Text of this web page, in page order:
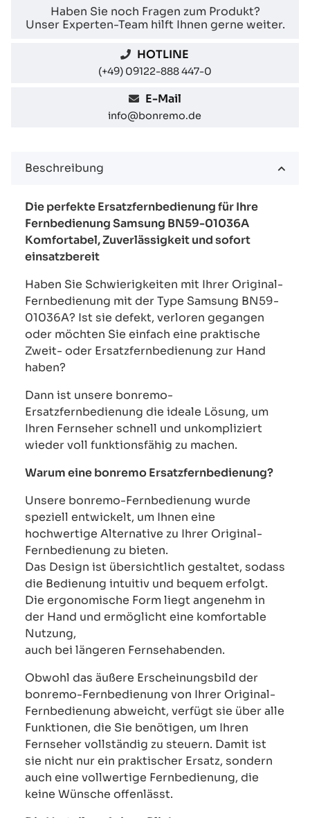
Haben Sie noch Fragen zum Produkt?
Unser Experten-Team hilft Ihnen gerne weiter.
HOTLINE
(+49) 09122-888 447-0
E-Mail
info@bonremo.de
Beschreibung
Die perfekte Ersatzfernbedienung für Ihre
Fernbedienung Samsung BN59-01036A
Komfortabel, Zuverlässigkeit und sofort
einsatzbereit
Haben Sie Schwierigkeiten mit Ihrer Original-
Fernbedienung mit der Type Samsung BN59-
01036A? Ist sie defekt, verloren gegangen
oder möchten Sie einfach eine praktische
Zweit- oder Ersatzfernbedienung zur Hand
haben?
Dann ist unsere bonremo-
Ersatzfernbedienung die ideale Lösung, um
Ihren Fernseher schnell und unkompliziert
wieder voll funktionsfähig zu machen.
Warum eine bonremo Ersatzfernbedienung?
Unsere bonremo-Fernbedienung wurde
speziell entwickelt, um Ihnen eine
hochwertige Alternative zu Ihrer Original-
Fernbedienung zu bieten.
Das Design ist übersichtlich gestaltet, sodass
die Bedienung intuitiv und bequem erfolgt.
Die ergonomische Form liegt angenehm in
der Hand und ermöglicht eine komfortable
Nutzung,
auch bei längeren Fernsehabenden.
Obwohl das äußere Erscheinungsbild der
bonremo-Fernbedienung von Ihrer Original-
Fernbedienung abweicht, verfügt sie über alle
Funktionen, die Sie benötigen, um Ihren
Fernseher vollständig zu steuern. Damit ist
sie nicht nur ein praktischer Ersatz, sondern
auch eine vollwertige Fernbedienung, die
keine Wünsche offenlässt.